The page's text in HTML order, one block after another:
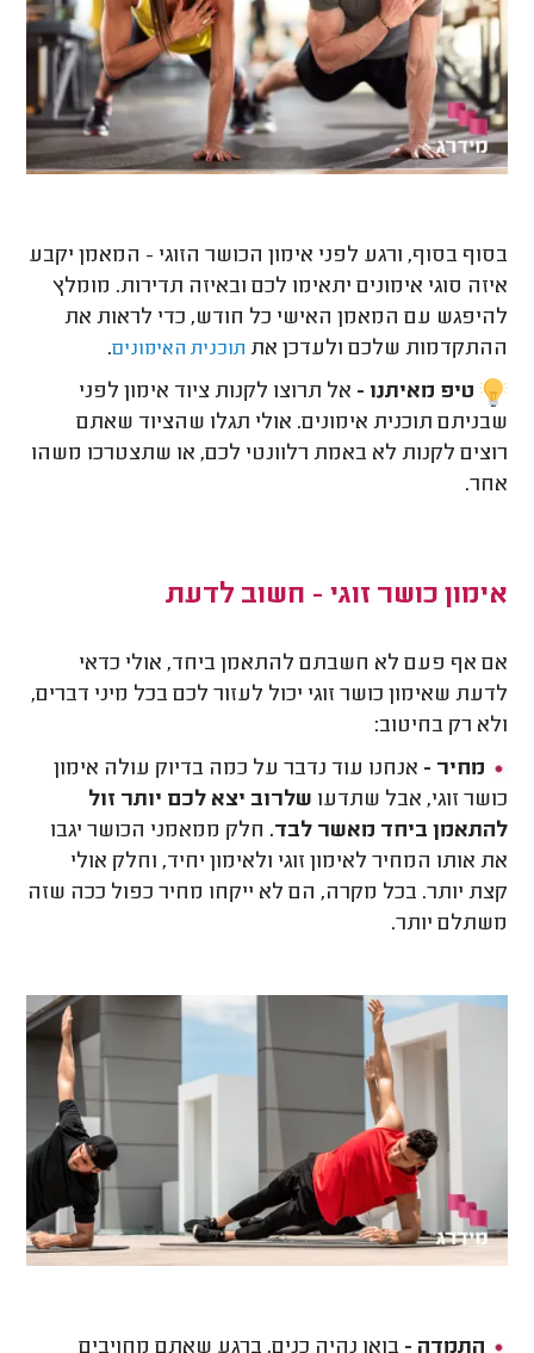
בסוף בסוף, ורגע לפני אימון הכושר הזוגי - המאמן יקבע
איזה סוגי אימונים יתאימו לכם ובאיזה תדירות. מומלץ
להיפגש עם המאמן האישי כל חודש, כדי לראות את
ההתקדמות שלכם ולעדכן את תוכנית האימונים.
טיפ מאיתנו - אל תרוצו לקנות ציוד אימון לפני
שבניתם תוכנית אימונים. אולי תגלו שהציוד שאתם
רוצים לקנות לא באמת רלוונטי לכם, או שתצטרכו משהו
אחר.
אימון כושר זוגי - חשוב לדעת
אם אף פעם לא חשבתם להתאמן ביחד, אולי כדאי
לדעת שאימון כושר זוגי יכול לעזור לכם בכל מיני דברים,
ולא רק בחיטוב:
מחיר - אנחנו עוד נדבר על כמה בדיוק עולה אימון
כושר זוגי, אבל שתדעו שלרוב יצא לכם יותר זול
להתאמן ביחד מאשר לבד. חלק ממאמני הכושר יגבו
את אותו המחיר לאימון זוגי ולאימון יחיד, וחלק אולי
קצת יותר. בכל מקרה, הם לא ייקחו מחיר כפול ככה שזה
משתלם יותר.